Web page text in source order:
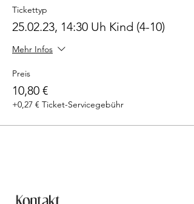
Tickettyp
25.02.23, 14:30 Uh Kind (4-10)
Mehr Infos
Preis
10,80 €
+0,27 € Ticket-Servicegebühr